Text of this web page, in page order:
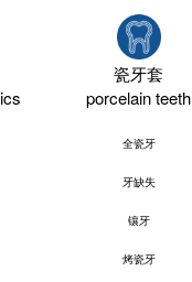
瓷牙套
porcelain teeth
全瓷牙
牙缺失
镶牙
烤瓷牙